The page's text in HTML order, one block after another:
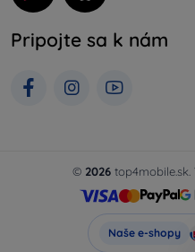
Pripojte sa k nám
© 2026
Naše e-shopy